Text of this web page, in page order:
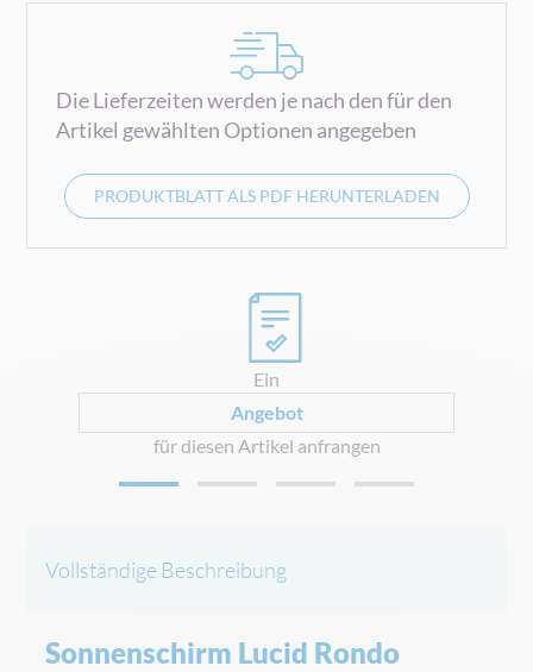
Die Lieferzeiten werden je nach den für den
Artikel gewählten Optionen angegeben
PRODUKTBLATT ALS PDF HERUNTERLADEN
Ein
Angebot
für diesen Artikel anfrangen
Vollständige Beschreibung
Sonnenschirm Lucid Rondo